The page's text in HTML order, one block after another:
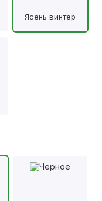
Ясень винтер